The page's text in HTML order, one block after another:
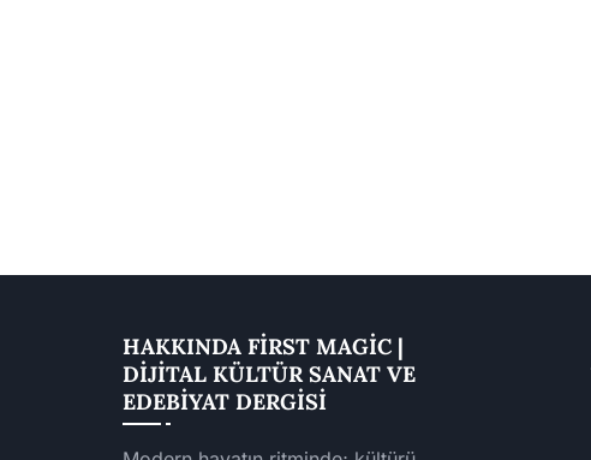
HAKKINDA FIRST MAGIC |
DIJITAL KÜLTÜR SANAT VE
EDEBIYAT DERGISI